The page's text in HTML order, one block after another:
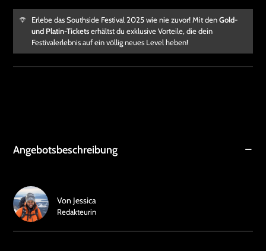
Erlebe das Southside Festival 2025 wie nie zuvor! Mit denGold-
und Platin-Ticketserhältst du exklusive Vorteile, die dein
Festivalerlebnis auf ein völlig neues Level heben!
Angebotsbeschreibung
Von Jessica
Redakteurin